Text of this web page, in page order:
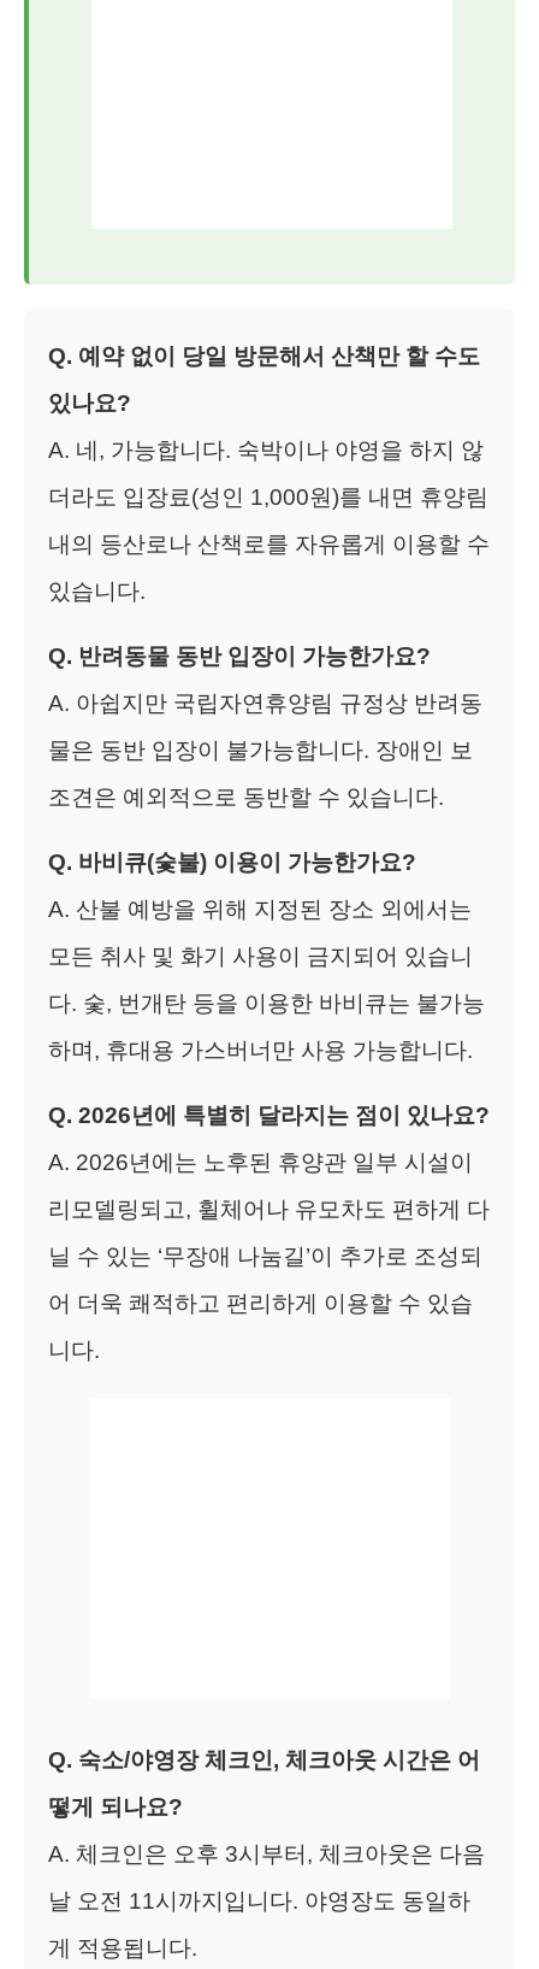
Q. 예약 없이 당일 방문해서 산책만 할 수도
있나요?
A. 네, 가능합니다. 숙박이나 야영을 하지 않
더라도 입장료(성인 1,000원)를 내면 휴양림
내의 등산로나 산책로를 자유롭게 이용할 수
있습니다.
Q. 반려동물 동반 입장이 가능한가요?
A. 아쉽지만 국립자연휴양림 규정상 반려동
물은 동반 입장이 불가능합니다. 장애인 보
조견은 예외적으로 동반할 수 있습니다.
Q. 바비큐(숯불) 이용이 가능한가요?
A. 산불 예방을 위해 지정된 장소 외에서는
모든 취사 및 화기 사용이 금지되어 있습니
다. 숯, 번개탄 등을 이용한 바비큐는 불가능
하며, 휴대용 가스버너만 사용 가능합니다.
Q. 2026년에 특별히 달라지는 점이 있나요?
A. 2026년에는 노후된 휴양관 일부 시설이
리모델링되고, 휠체어나 유모차도 편하게 다
닐 수 있는 ‘무장애 나눔길’이 추가로 조성되
어 더욱 쾌적하고 편리하게 이용할 수 있습
니다.
Q. 숙소/야영장 체크인, 체크아웃 시간은 어
떻게 되나요?
A. 체크인은 오후 3시부터, 체크아웃은 다음
날 오전 11시까지입니다. 야영장도 동일하
게 적용됩니다.